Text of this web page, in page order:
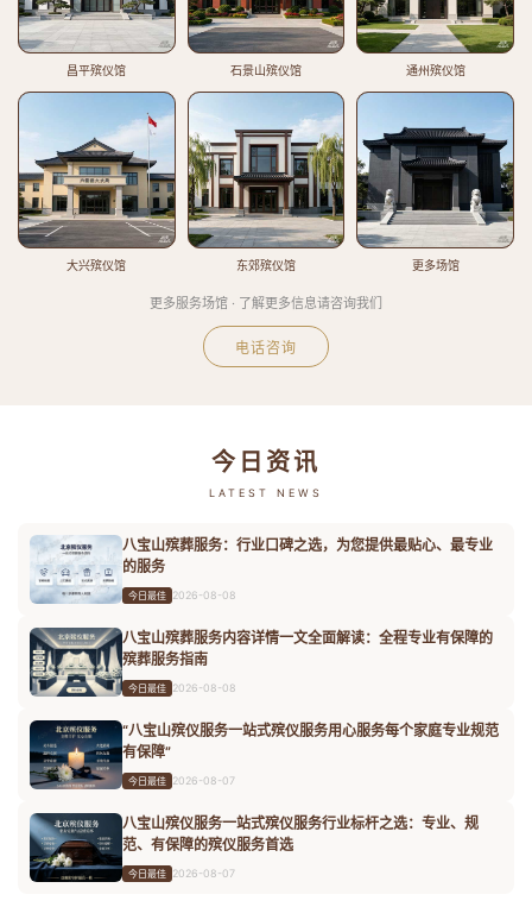
昌平殡仪馆 石景山殡仪馆 通州殡仪馆
大兴殡仪馆 东郊殡仪馆 更多场馆
更多服务场馆 · 了解更多信息请咨询我们
电话咨询
今日资讯
LATEST NEWS
八宝山殡葬服务：行业口碑之选，为您提供最贴心、最专业
的服务
今日最佳 2026-08-08
八宝山殡葬服务内容详情一文全面解读：全程专业有保障的
殡葬服务指南
今日最佳 2026-08-08
“八宝山殡仪服务一站式殡仪服务用心服务每个家庭专业规范
有保障”
今日最佳 2026-08-07
八宝山殡仪服务一站式殡仪服务行业标杆之选：专业、规
范、有保障的殡仪服务首选
今日最佳 2026-08-07